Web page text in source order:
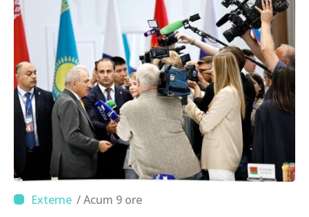
/ Acum 9 ore